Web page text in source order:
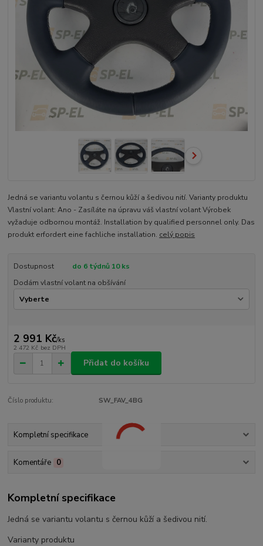
Jedná se variantu volantu s černou kůží a šedivou nití. Varianty produktu
Vlastní volant: Ano - Zasíláte na úpravu váš vlastní volant Výrobek
vyžaduje odbornou montáž. Installation by qualified personnel only. Das
produkt erfordert eine fachliche installation. celý popis
Dostupnost
do 6 týdnů 10 ks
Dodám vlastní volant na obšívání
2 991 Kč/ks
2 472 Kč bez DPH
Přidat do košíku
Číslo produktu: SW_FAV_4BG
Kompletní specifikace
Komentáře 0
Kompletní specifikace
Jedná se variantu volantu s černou kůží a šedivou nití.
Varianty produktu